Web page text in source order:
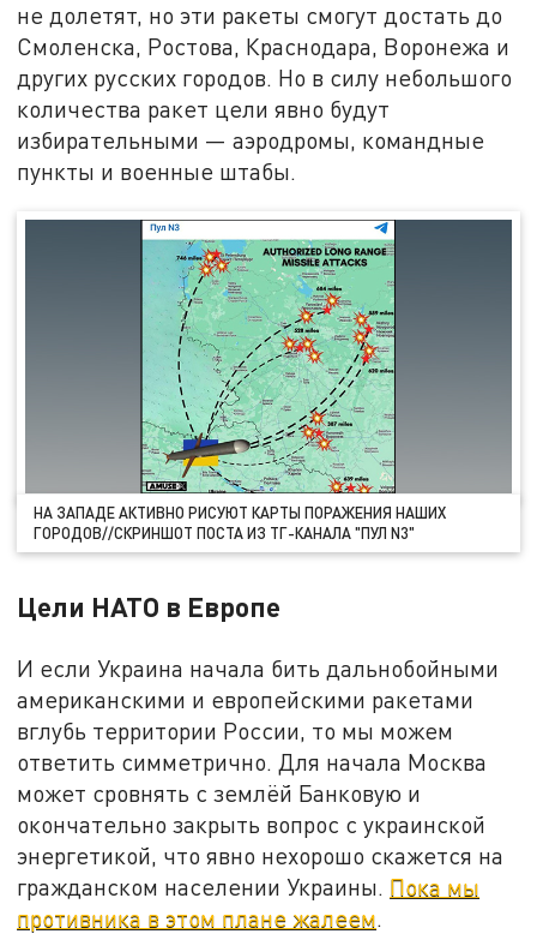
не долетят, но эти ракеты смогут достать до
Смоленска, Ростова, Краснодара, Воронежа и
других русских городов. Но в силу небольшого
количества ракет цели явно будут
избирательными — аэродромы, командные
пункты и военные штабы.
НА ЗАПАДЕ АКТИВНО РИСУЮТ КАРТЫ ПОРАЖЕНИЯ НАШИХ
ГОРОДОВ//СКРИНШОТ ПОСТА ИЗ ТГ-КАНАЛА "ПУЛ N3"
Цели НАТО в Европе
И если Украина начала бить дальнобойными
американскими и европейскими ракетами
вглубь территории России, то мы можем
ответить симметрично. Для начала Москва
может сровнять с землёй Банковую и
окончательно закрыть вопрос с украинской
энергетикой, что явно нехорошо скажется на
гражданском населении Украины. Пока мы
противника в этом плане жалеем.